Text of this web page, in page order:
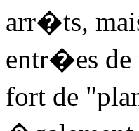
arr�ts,
entr�es de
fort de